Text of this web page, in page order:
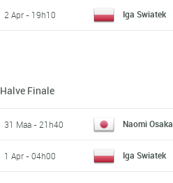
2 Apr - 19h10 Iga Swiatek
Halve Finale
31 Maa - 21h40 Naomi Osaka
1 Apr - 04h00 Iga Swiatek